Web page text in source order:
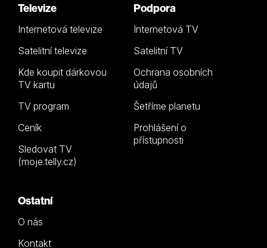
Televize
Internetová televize
Satelitní televize
Kde koupit dárkovou
TV kartu
TV program
Ceník
Sledovat TV
(moje.telly.cz)
Podpora
Internetová TV
Satelitní TV
Ochrana osobních
údajů
Šetříme planetu
Prohlášení o
přístupnosti
Ostatní
O nás
Kontakt